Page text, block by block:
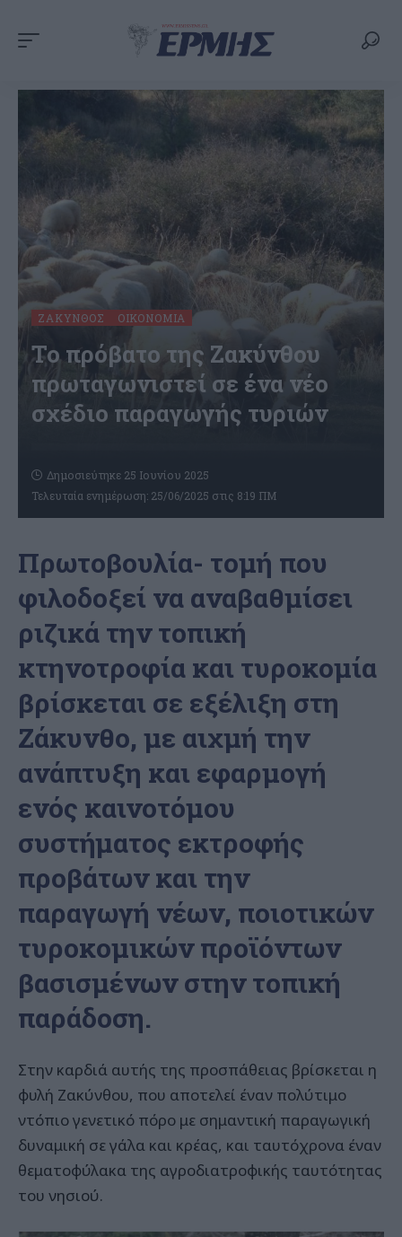
ΖΆΚΥΝΘΟΣ ΟΙΚΟΝΟΜΊΑ
Το πρόβατο της Ζακύνθου
πρωταγωνιστεί σε ένα νέο
σχέδιο παραγωγής τυριών
Τελευταία ενημέρωση: 25/06/2025 στις 8:19 ΠΜ
Δημοσιεύτηκε 25 Ιουνίου 2025
Πρωτοβουλία- τομή που
φιλοδοξεί να αναβαθμίσει
ριζικά την τοπική
κτηνοτροφία και τυροκομία
βρίσκεται σε εξέλιξη στη
Ζάκυνθο, με αιχμή την
ανάπτυξη και εφαρμογή
ενός καινοτόμου
συστήματος εκτροφής
προβάτων και την
παραγωγή νέων, ποιοτικών
τυροκομικών προϊόντων
βασισμένων στην τοπική
παράδοση.
Στην καρδιά αυτής της προσπάθειας βρίσκεται η
φυλή Ζακύνθου, που αποτελεί έναν πολύτιμο
ντόπιο γενετικό πόρο με σημαντική παραγωγική
δυναμική σε γάλα και κρέας, και ταυτόχρονα έναν
θεματοφύλακα της αγροδιατροφικής ταυτότητας
του νησιού.